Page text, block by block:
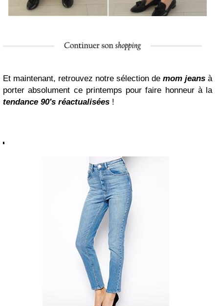
Et maintenant, retrouvez notre sélection de mom jeans à
porter absolument ce printemps pour faire honneur à la
tendance 90′s réactualisées !